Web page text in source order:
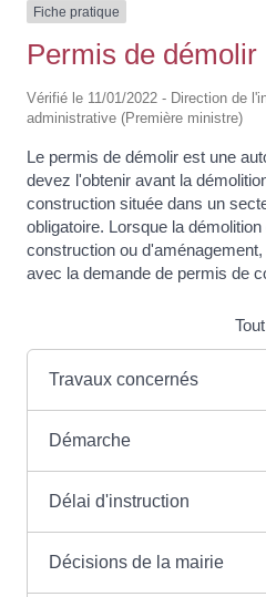
Fiche pratique
Permis de démolir
Vérifié le 11/01/2022 - Direction de
administrative (Première ministre)
Le permis de démolir est une
devez l'obtenir avant la
construction située dans un
obligatoire. Lorsque la
construction ou
avec la demande de permis de
Travaux concernés
Démarche
Délai d'instruction
Décisions de la mairie